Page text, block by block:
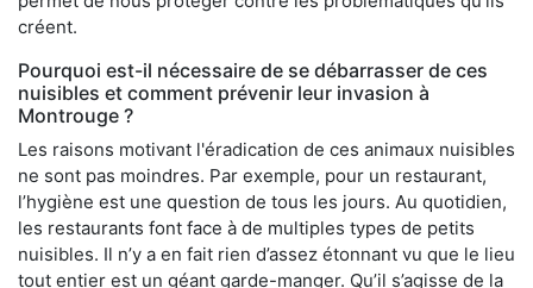
créent.
Pourquoi est-il nécessaire de se débarrasser de ces
nuisibles et comment prévenir leur invasion à
Montrouge ?
Les raisons motivant l'éradication de ces animaux nuisibles
ne sont pas moindres. Par exemple, pour un restaurant,
l’hygiène est une question de tous les jours. Au quotidien,
les restaurants font face à de multiples types de petits
nuisibles. Il n’y a en fait rien d’assez étonnant vu que le lieu
tout entier est un géant garde-manger. Qu’il s’agisse de la